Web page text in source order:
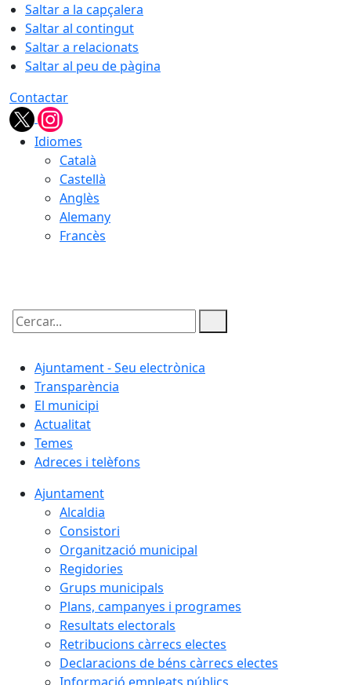
Saltar a la capçalera
Saltar al contingut
Saltar a relacionats
Saltar al peu de pàgina
Contactar
Idiomes
Català
Castellà
Anglès
Alemany
Francès
Cercar:
Ajuntament - Seu electrònica
Transparència
El municipi
Actualitat
Temes
Adreces i telèfons
Ajuntament
Alcaldia
Consistori
Organització municipal
Regidories
Grups municipals
Plans, campanyes i programes
Resultats electorals
Retribucions càrrecs electes
Declaracions de béns càrrecs electes